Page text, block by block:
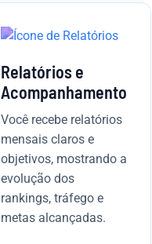
Relatórios e
Acompanhamento
Você recebe relatórios
mensais claros e
objetivos, mostrando a
evolução dos
rankings, tráfego e
metas alcançadas.